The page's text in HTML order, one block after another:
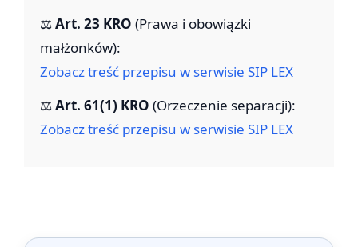
⚖️Art. 23 KRO (Prawa i obowiązki
małżonków):
Zobacz treść przepisu w serwisie SIP LEX
⚖️Art. 61(1) KRO (Orzeczenie separacji):
Zobacz treść przepisu w serwisie SIP LEX